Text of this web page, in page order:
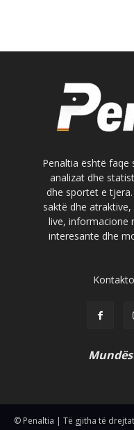
Penaltia është faqe
analizat dhe
dhe sportet e
saktë dhe
live, informacione
interesante dhe
© Penaltia | Të gjitha të